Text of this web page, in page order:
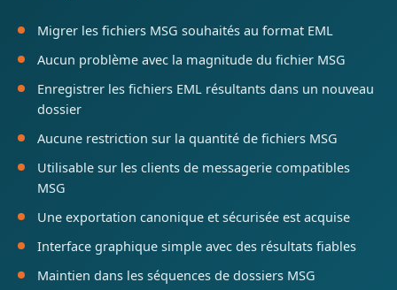
Migrer les fichiers MSG souhaités au format EML
Aucun problème avec la magnitude du fichier MSG
Enregistrer les fichiers EML résultants dans un nouveau
dossier
Aucune restriction sur la quantité de fichiers MSG
Utilisable sur les clients de messagerie compatibles
MSG
Une exportation canonique et sécurisée est acquise
Interface graphique simple avec des résultats fiables
Maintien dans les séquences de dossiers MSG